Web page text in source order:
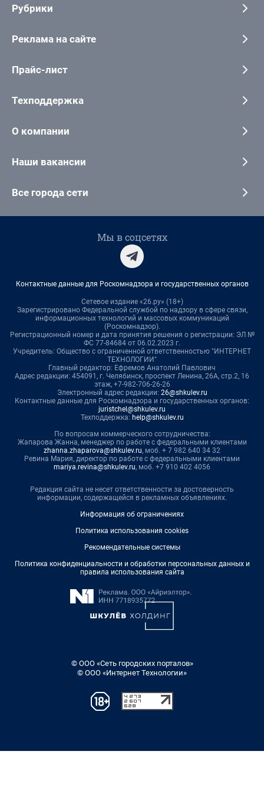
Рубрики
Реклама на сайте
Прайс-лист
Техподдержка
О компании
Наши вакансии
Все города сети
Мы в соцсетях
Контактные данные для Роскомнадзора и государственных органов
Сетевое издание «26.ру» (18+)
Зарегистрировано Федеральной службой по надзору в сфере связи,
информационных технологий и массовых коммуникаций
(Роскомнадзор).
Регистрационный номер и дата принятия решения о регистрации: ЭЛ №
ФС 77-84684 от 06.02.2023 г.
Учредитель: Общество с ограниченной ответственностью "ИНТЕРНЕТ
ТЕХНОЛОГИИ"
Главный редактор: Ефремов Анатолий Павлович
Адрес редакции: 454091, г. Челябинск, проспект Ленина, 26А, стр.2, 16
этаж, +7-982-706-26-26
Электронный адрес редакции: 26@shkulev.ru
Контактные данные для Роскомнадзора и государственных органов:
juristchel@shkulev.ru
Техподдержка: help@shkulev.ru
По вопросам коммерческого сотрудничества:
Жапарова Жанна, менеджер по работе с федеральными клиентами
zhanna.zhaparova@shkulev.ru, моб. + 7 982 640 34 32
Ревина Мария, директор по работе с федеральными клиентами
mariya.revina@shkulev.ru, моб. +7 910 402 4056
Редакция сайта не несет ответственности за достоверность
информации, содержащейся в рекламных объявлениях.
Информация об ограничениях
Политика использования cookies
Рекомендательные системы
Политика конфиденциальности и обработки персональных данных и
правила использования сайта
© ООО «Сеть городских порталов»
© ООО «Интернет Технологии»